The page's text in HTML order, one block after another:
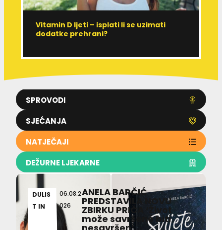
SPROVODI
SJEĆANJA
NATJEČAJI
DEŽURNE LJEKARNE
Vitamin D ljeti – isplati li se uzimati
dodatke prehrani?
DULIS
T IN
06.08.2
026
ANELA BARČIĆ
PREDSTAVILA NOVU
ZBIRKU PRIČA ‘Život
može savršeno biti